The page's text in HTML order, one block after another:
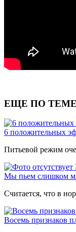
ЕЩЕ ПО ТЕМЕ
6 положительных
Питьевой режим
Мы пьем слишком
Считается, что в
Восемь признаков